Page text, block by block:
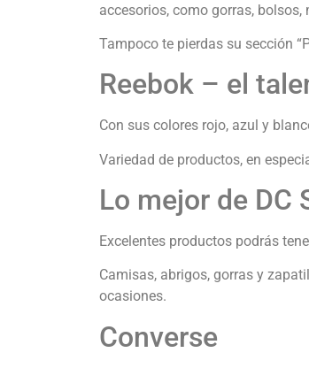
accesorios, como gorras,
Tampoco te pierdas su sección
Reebok – el
Con sus colores rojo, azul y
Variedad de productos, en
Lo mejor de DC
Excelentes productos podrás
Camisas, abrigos, gorras y
ocasiones.
Converse